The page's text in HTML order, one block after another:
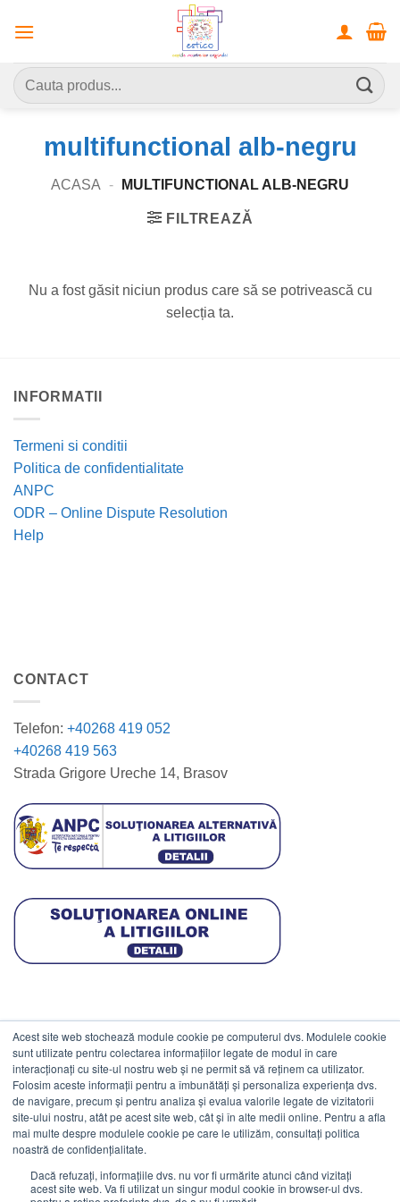
Acest site web stochează module cookie pe computerul dvs. Modulele cookie
sunt utilizate pentru colectarea informațiilor legate de modul în care
interacționați cu site-ul nostru web și ne permit să vă reținem ca utilizator.
Folosim aceste informații pentru a îmbunătăți și personaliza experiența dvs.
de navigare, precum și pentru analiza și evalua valorile legate de vizitatorii
site-ului nostru, atât pe acest site web, cât și în alte medii online. Pentru a afla
mai multe despre modulele cookie pe care le utilizăm, consultați politica
noastră de confidențialitate.
Dacă refuzați, informațiile dvs. nu vor fi urmărite atunci când vizitați
acest site web. Va fi utilizat un singur modul cookie în browser-ul dvs.
Caută
după:
multifunctional alb-negru
ACASA - MULTIFUNCTIONAL ALB-NEGRU
FILTREAZĂ
Nu a fost găsit niciun produs care să se potrivească cu
selecția ta.
INFORMATII
Termeni si conditii
Politica de confidentialitate
ANPC
ODR – Online Dispute Resolution
Help
CONTACT
Telefon: +40268 419 052
+40268 419 563
Strada Grigore Ureche 14, Brasov
DATE COMERCIALE
ESTICO S.R.L.
CIF: RO1094402.
Reg.Com: J08/469/1991.